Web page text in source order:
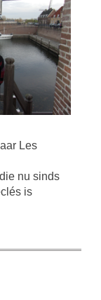
Les
nu sinds
is